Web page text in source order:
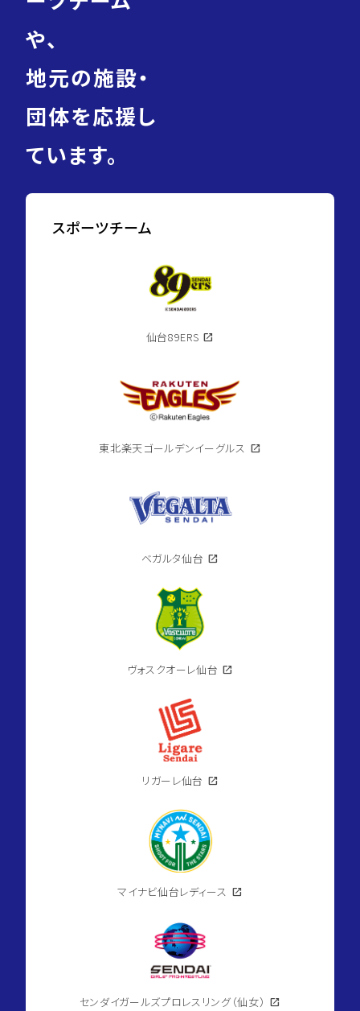
や、
地元の施設・
団体を応援し
ています。
スポーツチーム
仙台89ERS open_in_new
東北楽天ゴールデンイーグルス open_in_new
ベガルタ仙台 open_in_new
ヴォスクオーレ仙台 open_in_new
リガーレ仙台 open_in_new
マイナビ仙台レディース open_in_new
センダイガールズプロレスリング（仙女） open_in_new